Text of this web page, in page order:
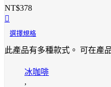
NT$378
選擇規格
此產品有多種款式。 可在產
冰咖啡
,